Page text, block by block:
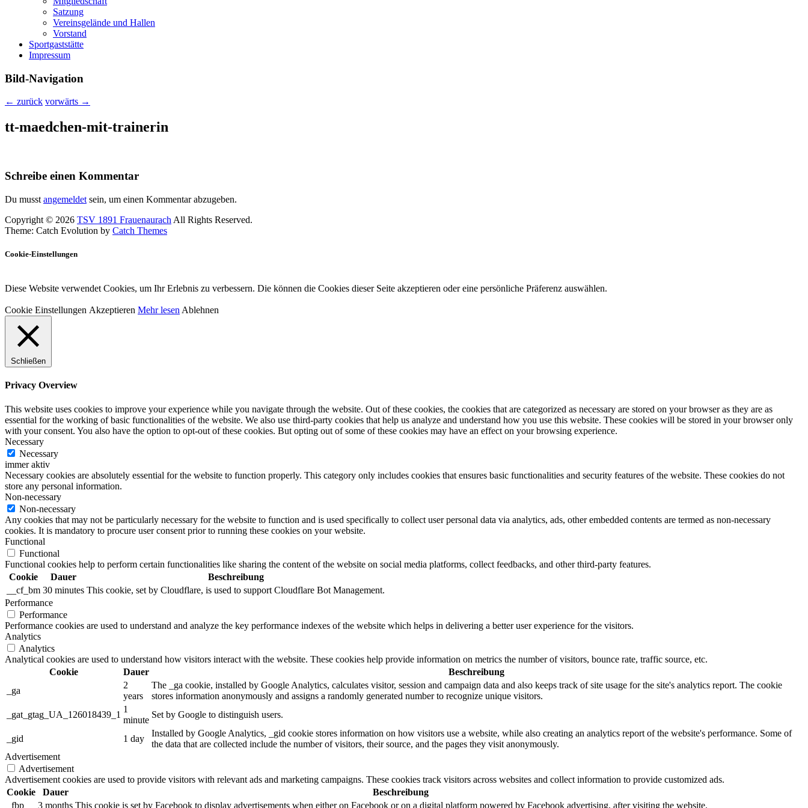
Satzung
Vereinsgelände und Hallen
Vorstand
Sportgaststätte
Impressum
Bild-Navigation
← zurück vorwärts →
tt-maedchen-mit-trainerin
Schreibe einen Kommentar
Du musst angemeldet sein, um einen Kommentar abzugeben.
Copyright © 2026 TSV 1891 Frauenaurach All Rights Reserved.
Theme: Catch Evolution by Catch Themes
Cookie-Einstellungen
Diese Website verwendet Cookies, um Ihr Erlebnis zu verbessern. Die können die Cookies dieser Seite akzeptieren oder eine persönliche Präferenz auswählen.
Cookie Einstellungen Akzeptieren Mehr lesen Ablehnen
Schließen
Privacy Overview
This website uses cookies to improve your experience while you navigate through the website. Out of these cookies, the cookies that are categorized as necessary are stored on your browser as they are as
essential for the working of basic functionalities of the website. We also use third-party cookies that help us analyze and understand how you use this website. These cookies will be stored in your browser only
with your consent. You also have the option to opt-out of these cookies. But opting out of some of these cookies may have an effect on your browsing experience.
Necessary
Necessary
immer aktiv
Necessary cookies are absolutely essential for the website to function properly. This category only includes cookies that ensures basic functionalities and security features of the website. These cookies do not
store any personal information.
Non-necessary
Non-necessary
Any cookies that may not be particularly necessary for the website to function and is used specifically to collect user personal data via analytics, ads, other embedded contents are termed as non-necessary
cookies. It is mandatory to procure user consent prior to running these cookies on your website.
Functional
Functional
Functional cookies help to perform certain functionalities like sharing the content of the website on social media platforms, collect feedbacks, and other third-party features.
Cookie
Dauer
Beschreibung
__cf_bm 30 minutes This cookie, set by Cloudflare, is used to support Cloudflare Bot Management.
Performance
Performance
Performance cookies are used to understand and analyze the key performance indexes of the website which helps in delivering a better user experience for the visitors.
Analytics
Analytics
Analytical cookies are used to understand how visitors interact with the website. These cookies help provide information on metrics the number of visitors, bounce rate, traffic source, etc.
Cookie
Dauer
Beschreibung
_ga
2
years
The _ga cookie, installed by Google Analytics, calculates visitor, session and campaign data and also keeps track of site usage for the site's analytics report. The cookie
stores information anonymously and assigns a randomly generated number to recognize unique visitors.
_gat_gtag_UA_126018439_1
1
minute
Set by Google to distinguish users.
_gid 1 day
Installed by Google Analytics, _gid cookie stores information on how visitors use a website, while also creating an analytics report of the website's performance. Some of
the data that are collected include the number of visitors, their source, and the pages they visit anonymously.
Advertisement
Advertisement
Advertisement cookies are used to provide visitors with relevant ads and marketing campaigns. These cookies track visitors across websites and collect information to provide customized ads.
Cookie
Dauer
Beschreibung
_fbp
3 months This cookie is set by Facebook to display advertisements when either on Facebook or on a digital platform powered by Facebook advertising, after visiting the website.